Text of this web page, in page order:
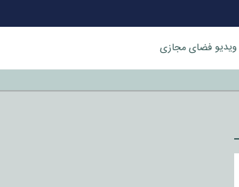
ویدیوفضای مجازی